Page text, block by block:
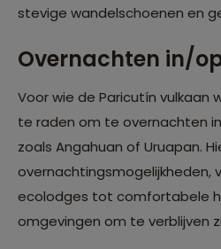
stevige wandelschoenen en
Overnachten in/
Voor wie de Paricutín vulkaan
te raden om te overnachten
zoals Angahuan of Uruapan.
overnachtingsmogelijkheden,
ecolodges tot comfortabele
omgevingen om te verblijven